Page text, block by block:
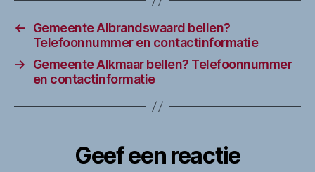
←
Gemeente Albrandswaard bellen?
Telefoonnummer en contactinformatie
→
Gemeente Alkmaar bellen? Telefoonnummer
en contactinformatie
Geef een reactie